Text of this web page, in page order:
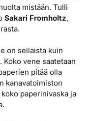
mistään. Tulli
Sakari Fromholtz,
on sellaista kuin
vene saatetaan
pitää olla
kanavatoimiston
paperinivaska ja